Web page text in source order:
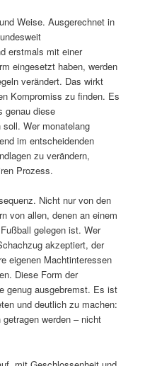
Weise. Ausgerechnet in
erstmals mit einer
eingesetzt haben, werden
verändert. Das wirkt
Kompromiss zu finden. Es
genau diese
Wer monatelang
im entscheidenden
zu verändern,
Prozess.
Nicht nur von den
von allen, denen an einem
gelegen ist. Wer
akzeptiert, der
eigenen Machtinteressen
Diese Form der
genug ausgebremst. Es ist
und deutlich zu machen:
werden – nicht